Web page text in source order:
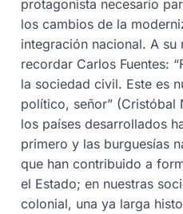
protagonista necesario
los cambios de la
integración nacional. A su
recordar Carlos Fuentes:
la sociedad civil. Este es
político, señor” (Cristóbal
los países desarrollados
primero y las burguesías
que han contribuido a
el Estado; en nuestras
colonial, una ya larga